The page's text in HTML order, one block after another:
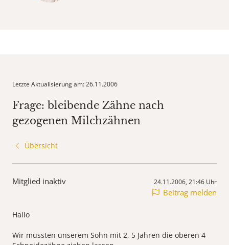
Letzte Aktualisierung am: 26.11.2006
Frage: bleibende Zähne nach
gezogenen Milchzähnen
Übersicht
Mitglied inaktiv 24.11.2006, 21:46 Uhr
Beitrag melden
Hallo
Wir mussten unserem Sohn mit 2, 5 Jahren die oberen 4